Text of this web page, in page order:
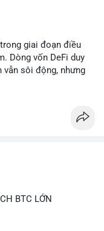
giai đoạn điều
Dòng vốn DeFi duy
sôi động, nhưng
TVL DeFi đạt
(4,84 tỷ), BSC
Đáng chú ý, tổng
của stablecoin cho
BTC LỚN